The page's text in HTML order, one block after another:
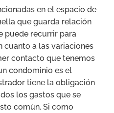
en el espacio de
que guarda relación
puede recurrir para
cuanto a las variaciones
contacto que tenemos
condominio es el
tiene la obligación
los gastos que se
común. Si como